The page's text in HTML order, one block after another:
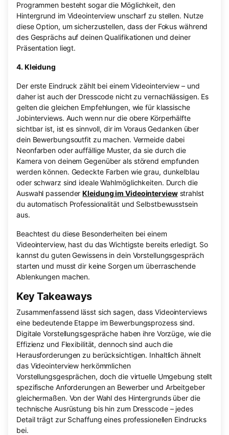
Programmen besteht sogar die Möglichkeit, den
Hintergrund im Videointerview unscharf zu stellen. Nutze
diese Option, um sicherzustellen, dass der Fokus während
des Gesprächs auf deinen Qualifikationen und deiner
Präsentation liegt.
4. Kleidung
Der erste Eindruck zählt bei einem Videointerview – und
daher ist auch der Dresscode nicht zu vernachlässigen. Es
gelten die gleichen Empfehlungen, wie für klassische
Jobinterviews. Auch wenn nur die obere Körperhälfte
sichtbar ist, ist es sinnvoll, dir im Voraus Gedanken über
dein Bewerbungsoutfit zu machen. Vermeide dabei
Neonfarben oder auffällige Muster, da sie durch die
Kamera von deinem Gegenüber als störend empfunden
werden können. Gedeckte Farben wie grau, dunkelblau
oder schwarz sind ideale Wahlmöglichkeiten. Durch die
Auswahl passenderKleidung im Videointerviewstrahlst
du automatisch Professionalität und Selbstbewusstsein
aus.
Beachtest du diese Besonderheiten bei einem
Videointerview, hast du das Wichtigste bereits erledigt. So
kannst du guten Gewissens in dein Vorstellungsgespräch
starten und musst dir keine Sorgen um überraschende
Ablenkungen machen.
Key Takeaways
Zusammenfassend lässt sich sagen, dass Videointerviews
eine bedeutende Etappe im Bewerbungsprozess sind.
Digitale Vorstellungsgespräche haben ihre Vorzüge, wie die
Effizienz und Flexibilität, dennoch sind auch die
Herausforderungen zu berücksichtigen. Inhaltlich ähnelt
das Videointerview herkömmlichen
Vorstellungsgesprächen, doch die virtuelle Umgebung stellt
spezifische Anforderungen an Bewerber und Arbeitgeber
gleichermaßen. Von der Wahl des Hintergrunds über die
technische Ausrüstung bis hin zum Dresscode – jedes
Detail trägt zur Schaffung eines professionellen Eindrucks
bei.